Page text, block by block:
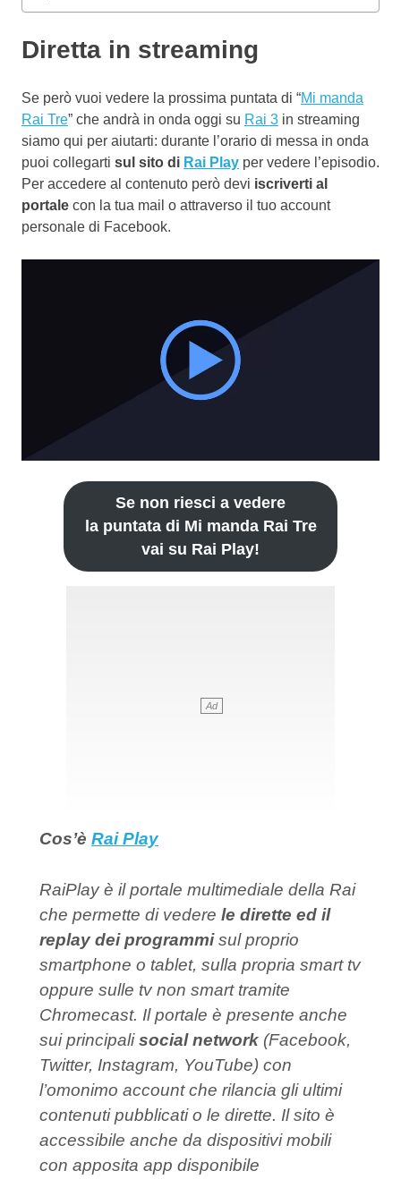
Diretta in streaming
Se però vuoi vedere la prossima puntata di “Mi manda
Rai Tre” che andrà in onda oggi su Rai 3 in streaming
siamo qui per aiutarti: durante l’orario di messa in onda
puoi collegarti sul sito di Rai Play per vedere l’episodio.
Per accedere al contenuto però devi iscriverti al
portale con la tua mail o attraverso il tuo account
personale di Facebook.
Se non riesci a vedere
la puntata di Mi manda Rai Tre
vai su Rai Play!
Cos’è Rai Play
RaiPlay è il portale multimediale della Rai
che permette di vedere le dirette ed il
replay dei programmisul proprio
smartphone o tablet, sulla propria smart tv
oppure sulle tv non smart tramite
Chromecast. Il portale è presente anche
sui principalisocial network (Facebook,
Twitter, Instagram, YouTube) con
l’omonimo account che rilancia gli ultimi
contenuti pubblicati o le dirette. Il sito è
accessibile anche da dispositivi mobili
con apposita app disponibile